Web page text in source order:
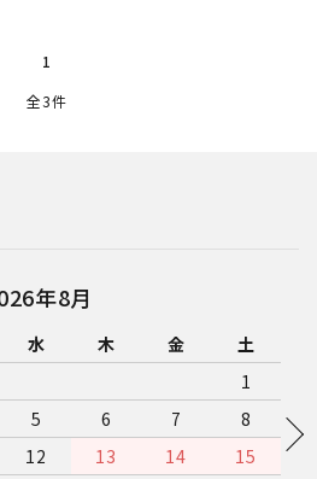
1
全3件
年8月
水 木 金
土
1
5 6 7
8
12 13 14
15